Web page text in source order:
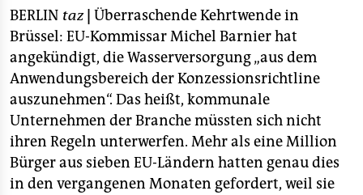
nord
wahrheit
verlag
verlag
veranstaltungen
shop
BERLIN taz Überraschende Kehrtwende in
Brüssel: EU-Kommissar Michel Barnier hat
angekündigt, die Wasserversorgung „aus dem
Anwendungsbereich der Konzessionsrichtline
auszunehmen“. Das heißt, kommunale
Unternehmen der Branche müssten sich nicht
ihren Regeln unterwerfen. Mehr als eine Million
Bürger aus sieben EU-Ländern hatten genau dies
in den vergangenen Monaten gefordert, weil sie